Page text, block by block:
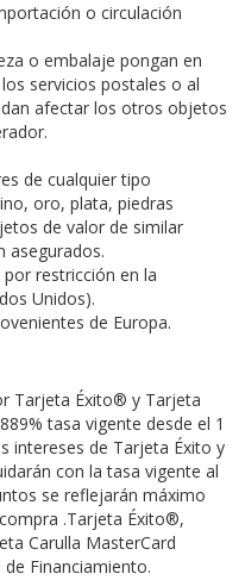
o circulación
o embalaje pongan en
servicios postales o al
afectar los otros objetos
de cualquier tipo
oro, plata, piedras
de valor de similar
asegurados.
restricción en la
Unidos).
de Europa.
Tarjeta Éxito® y Tarjeta
tasa vigente desde el 1
intereses de Tarjeta Éxito y
con la tasa vigente al
se reflejarán máximo
.Tarjeta Éxito®,
Carulla MasterCard
de Financiamiento.